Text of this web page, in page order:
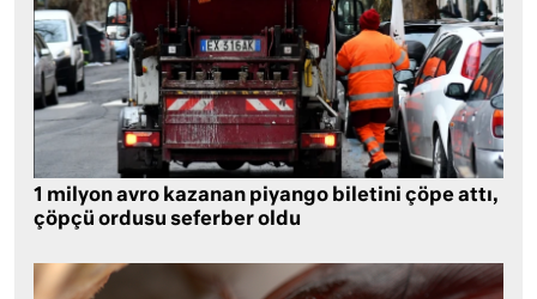
1 milyon avro kazanan piyango biletini çöpe attı,
çöpçü ordusu seferber oldu